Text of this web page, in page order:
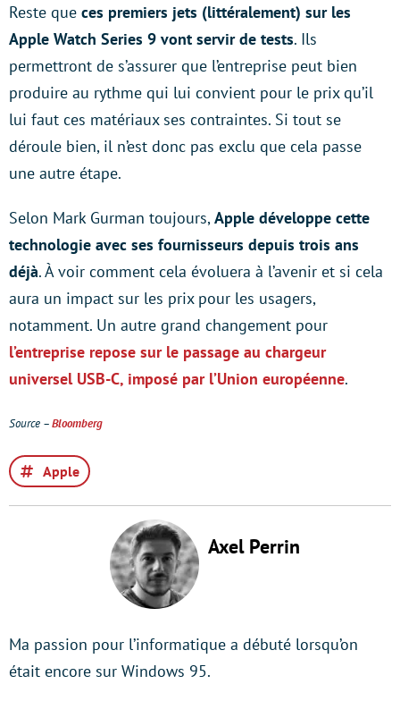
Reste que ces premiers jets (littéralement) sur les
Apple Watch Series 9 vont servir de tests. Ils
permettront de s’assurer que l’entreprise peut bien
produire au rythme qui lui convient pour le prix qu’il
lui faut ces matériaux ses contraintes. Si tout se
déroule bien, il n’est donc pas exclu que cela passe
une autre étape.
Selon Mark Gurman toujours,Apple développe cette
technologie avec ses fournisseurs depuis trois ans
déjà. À voir comment cela évoluera à l’avenir et si cela
aura un impact sur les prix pour les usagers,
notamment. Un autre grand changement pour
l’entreprise repose sur le passage au chargeur
universel USB-C, imposé par l’Union européenne.
Source –Bloomberg
Apple
Axel Perrin
Ma passion pour l’informatique a débuté lorsqu’on
était encore sur Windows 95.